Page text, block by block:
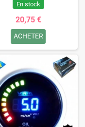
En stock
20,75 €
ACHETER